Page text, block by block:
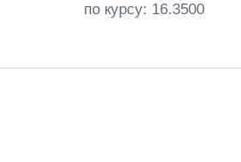
по курсу: 16.3500